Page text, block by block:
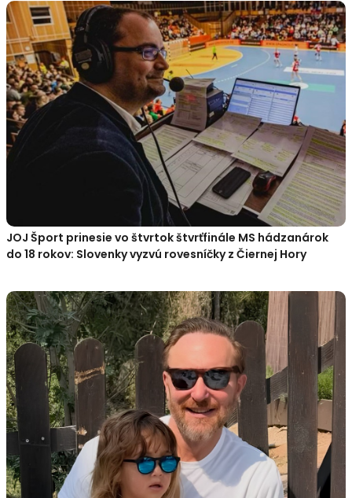
JOJ Šport prinesie vo štvrtok štvrťfinále MS hádzanárok
do 18 rokov: Slovenky vyzvú rovesníčky z Čiernej Hory